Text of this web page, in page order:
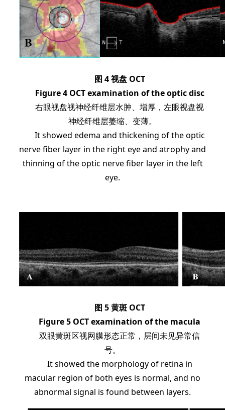
图 4 视盘 OCT
Figure 4 OCT examination of the optic disc
右眼视盘视神经纤维层水肿、增厚，左眼视盘视
神经纤维层萎缩、变薄。
It showed edema and thickening of the optic
nerve fiber layer in the right eye and atrophy and
thinning of the optic nerve fiber layer in the left
eye.
图 5 黄斑 OCT
Figure 5 OCT examination of the macula
双眼黄斑区视网膜形态正常，层间未见异常信
号。
It showed the morphology of retina in
macular region of both eyes is normal, and no
abnormal signal is found between layers.